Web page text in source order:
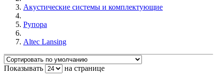
Акустические системы и комплектующие
Рупора
Altec Lansing
Показывать на странице